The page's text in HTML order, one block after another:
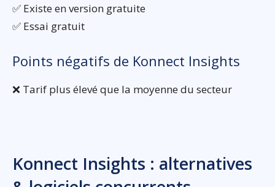
✅ Existe en version gratuite
✅ Essai gratuit
Points négatifs de Konnect Insights
❌ Tarif plus élevé que la moyenne du secteur
Konnect Insights : alternatives